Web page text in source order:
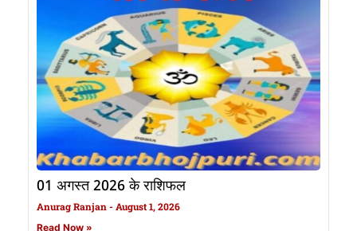
01 अगस्त 2026 के राशिफल
Anurag Ranjan August 1, 2026
Read Now »